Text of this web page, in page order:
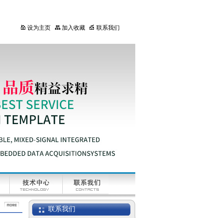
设为主页 加入收藏 联系我们
联系我们